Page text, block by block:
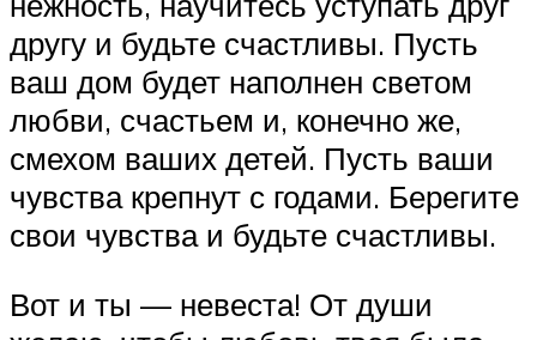
другу и будьте счастливы. Пусть
ваш дом будет наполнен светом
любви, счастьем и, конечно же,
смехом ваших детей. Пусть ваши
чувства крепнут с годами. Берегите
свои чувства и будьте счастливы.
Вот и ты — невеста! От души